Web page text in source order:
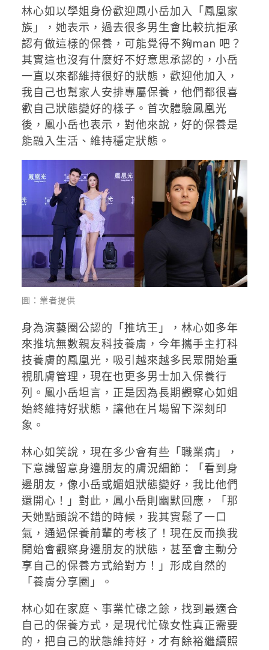
林心如以學姐身份歡迎鳳小岳加入「鳳凰家
族」，她表示，過去很多男生會比較抗拒承
認有做這樣的保養，可能覺得不夠man 吧？
其實這也沒有什麼好不好意思承認的，小岳
一直以來都維持很好的狀態，歡迎他加入，
我自己也幫家人安排專屬保養，他們都很喜
歡自己狀態變好的樣子。首次體驗鳳凰光
後，鳳小岳也表示，對他來說，好的保養是
能融入生活、維持穩定狀態。
圖：業者提供
身為演藝圈公認的「推坑王」，林心如多年
來推坑無數親友科技養膚，今年攜手主打科
技養膚的鳳凰光，吸引越來越多民眾開始重
視肌膚管理，現在也更多男士加入保養行
列。鳳小岳坦言，正是因為長期觀察心如姐
始終維持好狀態，讓他在片場留下深刻印
象。
林心如笑說，現在多少會有些「職業病」，
下意識留意身邊朋友的膚況細節：「看到身
邊朋友，像小岳或媚姐狀態變好，我比他們
還開心！」對此，鳳小岳則幽默回應，「那
天她點頭說不錯的時候，我其實鬆了一口
氣，通過保養前輩的考核了！現在反而換我
開始會觀察身邊朋友的狀態，甚至會主動分
享自己的保養方式給對方！」形成自然的
「養膚分享圈」。
林心如在家庭、事業忙碌之餘，找到最適合
自己的保養方式，是現代忙碌女性真正需要
的，把自己的狀態維持好，才有餘裕繼續照